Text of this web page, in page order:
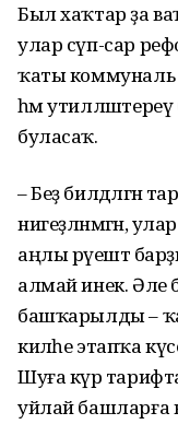
Был хаҡтар ҙа
улар сүп-сар
ҡаты коммуналь
һәм
буласаҡ.
– Беҙ билдәләгән
нигеҙләнмәгән,
аңлы рәүештә
алмай инек. Әле
башҡарылды –
киләһе этапҡа
Шуға күрә
уйлай башларға